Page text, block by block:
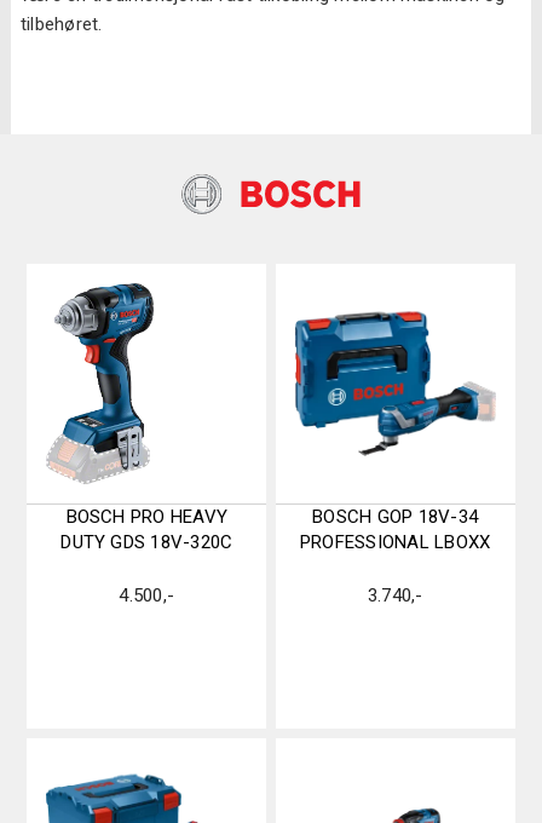
tilbehøret.
BOSCH PRO HEAVY
DUTY GDS 18V-320C
4.500,-
BOSCH GOP 18V-34
PROFESSIONAL LBOXX
3.740,-